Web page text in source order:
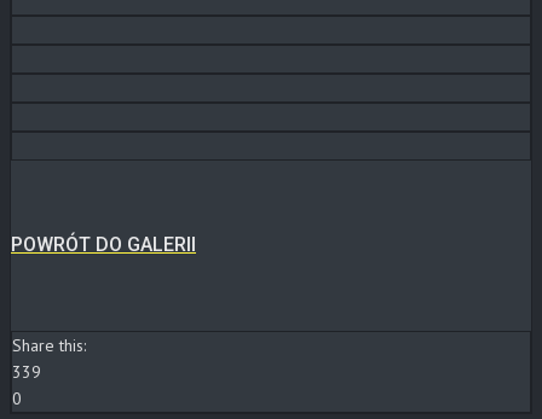
POWRÓT DO GALERII
Share this:
339
0